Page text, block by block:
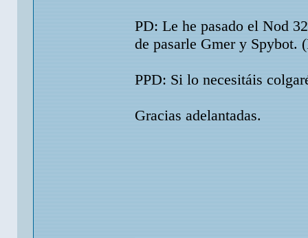
PD: Le he pasado el Nod
de pasarle Gmer y Spybot.
PPD: Si lo necesitáis
Gracias adelantadas.